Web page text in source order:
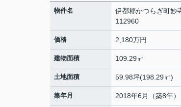
物件名
伊都郡かつらぎ町妙
112960
価格 2,180万円
建物面積 109.29㎡
土地面積 59.98坪(198.29㎡)
築年月 2018年6月（築8年）